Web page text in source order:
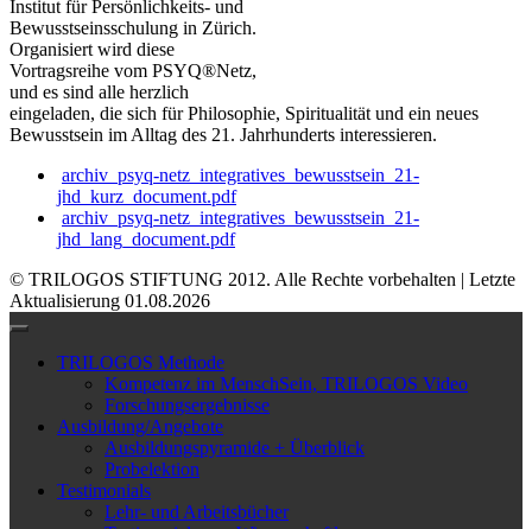
Institut für Persönlichkeits- und
Bewusstseinsschulung in Zürich.
Organisiert wird diese
Vortragsreihe vom PSYQ®Netz,
und es sind alle herzlich
eingeladen, die sich für Philosophie, Spiritualität und ein neues
Bewusstsein im Alltag des 21. Jahrhunderts interessieren.
archiv_psyq-netz_integratives_bewusstsein_21-
jhd_kurz_document.pdf
archiv_psyq-netz_integratives_bewusstsein_21-
jhd_lang_document.pdf
© TRILOGOS STIFTUNG 2012. Alle Rechte vorbehalten | Letzte
Aktualisierung 01.08.2026
TRILOGOS Methode
Kompetenz im MenschSein, TRILOGOS Video
Forschungsergebnisse
Ausbildung/Angebote
Ausbildungspyramide + Überblick
Probelektion
Testimonials
Lehr- und Arbeitsbücher